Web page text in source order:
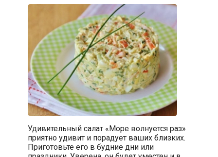
Удивительный салат «Море волнуется раз»
приятно удивит и порадует ваших близких.
Приготовьте его в будние дни или